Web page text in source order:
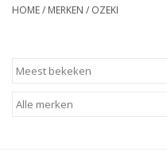
Gedestilleerd
HOME/ MERKEN / OZEKI